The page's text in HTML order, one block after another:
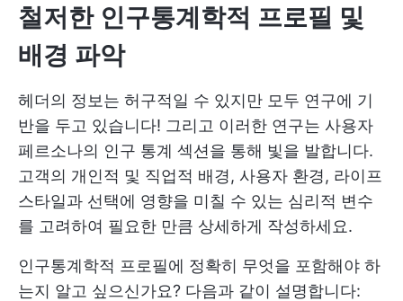
철저한 인구통계학적 프로필 및
배경 파악
헤더의 정보는 허구적일 수 있지만 모두 연구에 기
반을 두고 있습니다! 그리고 이러한 연구는 사용자
페르소나의 인구 통계 섹션을 통해 빛을 발합니다.
고객의 개인적 및 직업적 배경, 사용자 환경, 라이프
스타일과 선택에 영향을 미칠 수 있는 심리적 변수
를 고려하여 필요한 만큼 상세하게 작성하세요.
인구통계학적 프로필에 정확히 무엇을 포함해야 하
는지 알고 싶으신가요? 다음과 같이 설명합니다: